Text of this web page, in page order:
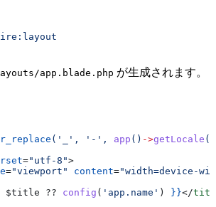
app.blade.php が生成されます。
('_', '-', app () ->getLocale
="utf-8">
="viewport" content="width=device-
$title ?? config ( 'app.name' ) }}</